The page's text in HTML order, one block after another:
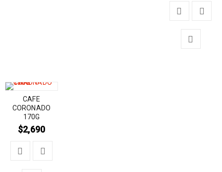
CAFE
CORONADO
170G
$2,690